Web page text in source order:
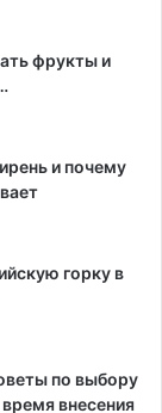
фрукты и
и почему
горку в
по выбору
внесения